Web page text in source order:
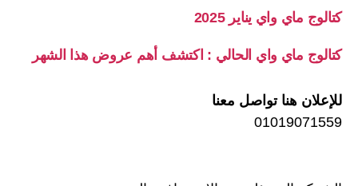
كتالوج ماي واي يناير 2025
كتالوج ماي واي الحالي : اكتشف أهم عروض هذا الشهر
للإعلان هنا تواصل معنا
01019071559